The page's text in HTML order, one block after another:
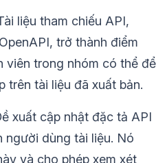
liệu tham chiếu API,
trở thành điểm
viên trong nhóm có thể để
trên tài liệu đã xuất bản.
xuất cập nhật đặc tả API
người dùng tài liệu. Nó
và cho phép xem xét